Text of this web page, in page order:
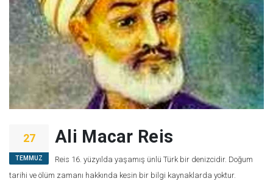
27
TEMMUZ
Ali Macar Reis
Reis 16. yüzyılda yaşamış ünlü Türk bir denizcidir. Doğum
tarihi ve ölüm zamanı hakkında kesin bir bilgi kaynaklarda yoktur.